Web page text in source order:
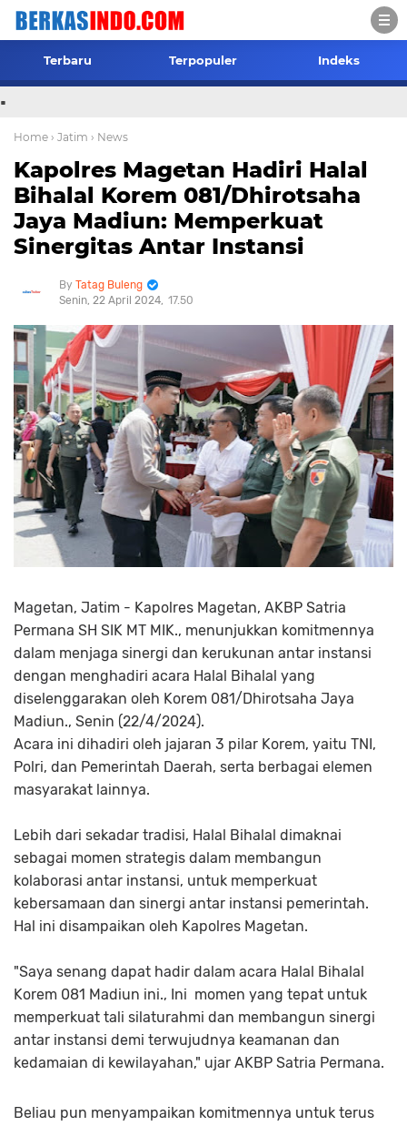
Terbaru Terpopuler Indeks
.
Home › Jatim › News
Kapolres Magetan Hadiri Halal
Bihalal Korem 081/Dhirotsaha
Jaya Madiun: Memperkuat
Sinergitas Antar Instansi
Tatag Buleng
Senin, 22 April 2024 17.50
Magetan, Jatim - Kapolres Magetan, AKBP Satria
Permana SH SIK MT MIK., menunjukkan komitmennya
dalam menjaga sinergi dan kerukunan antar instansi
dengan menghadiri acara Halal Bihalal yang
diselenggarakan oleh Korem 081/Dhirotsaha Jaya
Madiun., Senin (22/4/2024).
Acara ini dihadiri oleh jajaran 3 pilar Korem, yaitu TNI,
Polri, dan Pemerintah Daerah, serta berbagai elemen
masyarakat lainnya.
Lebih dari sekadar tradisi, Halal Bihalal dimaknai
sebagai momen strategis dalam membangun
kolaborasi antar instansi, untuk memperkuat
kebersamaan dan sinergi antar instansi pemerintah.
Hal ini disampaikan oleh Kapolres Magetan.
"Saya senang dapat hadir dalam acara Halal Bihalal
Korem 081 Madiun ini., Ini momen yang tepat untuk
memperkuat tali silaturahmi dan membangun sinergi
antar instansi demi terwujudnya keamanan dan
kedamaian di kewilayahan," ujar AKBP Satria Permana.
Beliau pun menyampaikan komitmennya untuk terus